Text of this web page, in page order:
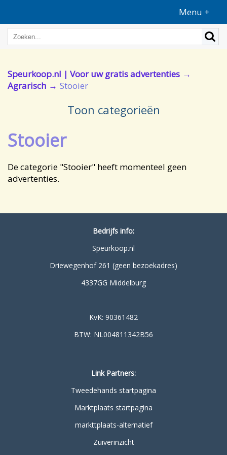
Menu +
Speurkoop.nl | Voor uw gratis advertenties
Agrarisch
Stooier
Toon categorieën
Stooier
De categorie "Stooier" heeft momenteel geen
advertenties.
Bedrijfs info:
Speurkoop.nl
Driewegenhof 261 (geen bezoekadres)
4337GG Middelburg
KvK: 90361482
BTW: NL004811342B56
Link Partners:
Tweedehands startpagina
Marktplaats startpagina
markttplaats-alternatief
Zuiverinzicht